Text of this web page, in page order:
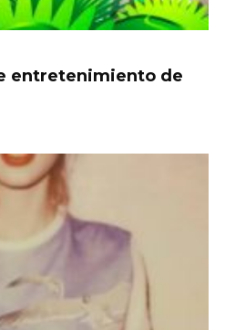
entretenimiento de